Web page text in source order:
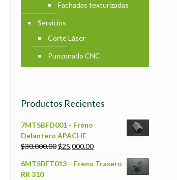
Fachadas texturizadas
Servicios
Corte Láser
Punzonado CNC
Productos Recientes
7MTSBFD001 - Freno
Delantero APACHE
$30,000.00$25,000.00
6MTSBFT013 – Freno Trasero
RR 310